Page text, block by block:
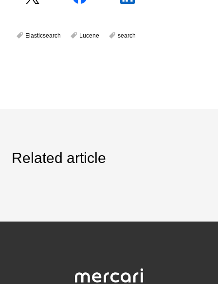
Elasticsearch Lucene search
Related article